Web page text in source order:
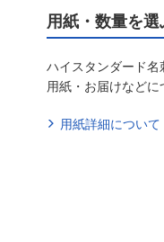
用紙・数量を選
ハイスタンダード名
用紙・お届けなどに
用紙詳細について